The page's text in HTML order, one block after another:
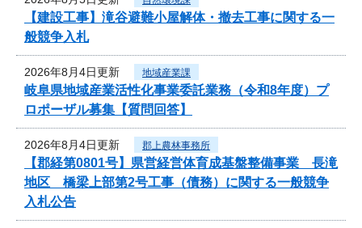
【建設工事】滝谷避難小屋解体・撤去工事に関する一
般競争入札
2026年8月4日更新 地域産業課
岐阜県地域産業活性化事業委託業務（令和8年度）プ
ロポーザル募集【質問回答】
2026年8月4日更新 郡上農林事務所
【郡経第0801号】県営経営体育成基盤整備事業 長滝
地区 橋梁上部第2号工事（債務）に関する一般競争
入札公告